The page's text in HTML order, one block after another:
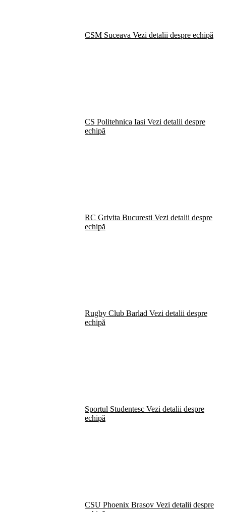
CSM Suceava Vezi detalii despre echipă
CS Politehnica Iasi Vezi detalii despre
echipă
RC Grivita Bucuresti Vezi detalii despre
echipă
Rugby Club Barlad Vezi detalii despre
echipă
Sportul Studentesc Vezi detalii despre
echipă
CSU Phoenix Brasov Vezi detalii despre